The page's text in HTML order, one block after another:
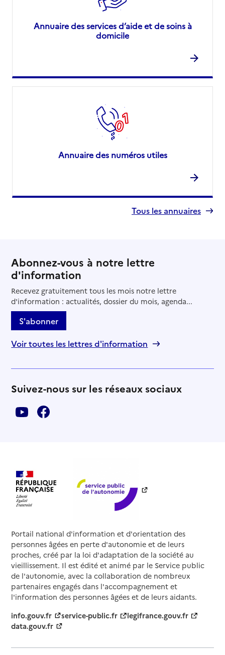
Annuaire des services d’aide et de soins à
domicile
Annuaire des numéros utiles
Tous les annuaires
Abonnez-vous à notre lettre
d'information
Recevez gratuitement tous les mois notre lettre
d'information : actualités, dossier du mois, agenda...
S'abonner
Voir toutes les lettres d'information
Suivez-nous sur les réseaux sociaux
Portail national d'information et d'orientation des
personnes âgées en perte d'autonomie et de leurs
proches, créé par la loi d'adaptation de la société au
vieillissement. Il est édité et animé par le Service public
de l'autonomie, avec la collaboration de nombreux
partenaires engagés dans l'accompagnement et
l'information des personnes âgées et de leurs aidants.
info.gouv.fr
service-public.fr
legifrance.gouv.fr
data.gouv.fr